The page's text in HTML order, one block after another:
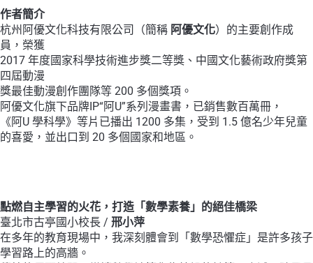
作者簡介
杭州阿優文化科技有限公司（簡稱 阿優文化）的主要創作成
員，榮獲
2017 年度國家科學技術進步獎二等獎、中國文化藝術政府獎第
四屆動漫
獎最佳動漫創作團隊等 200 多個獎項。
阿優文化旗下品牌IP“阿U”系列漫畫書，已銷售數百萬冊，
《阿U 學科學》等片已播出 1200 多集，受到 1.5 億名少年兒童
的喜愛，並出口到 20 多個國家和地區。
點燃自主學習的火花，打造「數學素養」的絕佳橋梁
臺北市古亭國小校長 / 邢小萍
在多年的教育現場中，我深刻體會到「數學恐懼症」是許多孩子
學習路上的高牆。